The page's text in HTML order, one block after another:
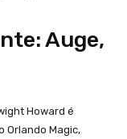
Auge,
Howard é
Orlando Magic,